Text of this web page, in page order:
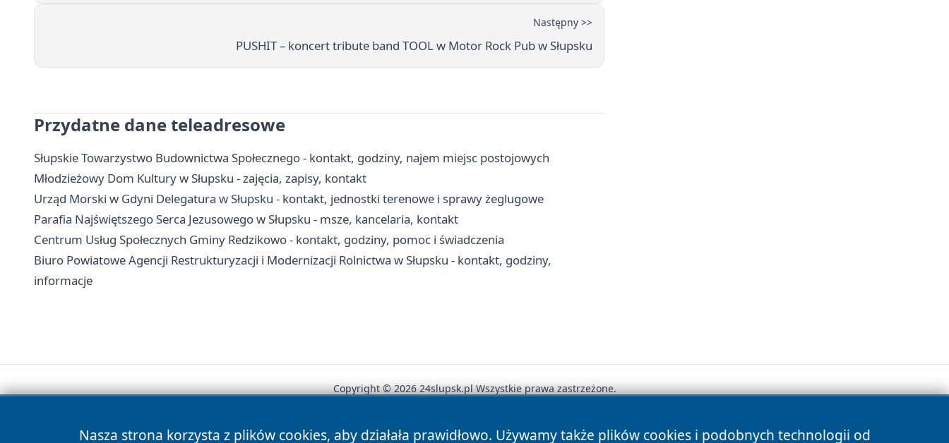
Następny >>
PUSHIT – koncert tribute band TOOL w Motor Rock Pub w Słupsku
Przydatne dane teleadresowe
Słupskie Towarzystwo Budownictwa Społecznego - kontakt, godziny, najem miejsc postojowych
Młodzieżowy Dom Kultury w Słupsku - zajęcia, zapisy, kontakt
Urząd Morski w Gdyni Delegatura w Słupsku - kontakt, jednostki terenowe i sprawy żeglugowe
Parafia Najświętszego Serca Jezusowego w Słupsku - msze, kancelaria, kontakt
Centrum Usług Społecznych Gminy Redzikowo - kontakt, godziny, pomoc i świadczenia
Biuro Powiatowe Agencji Restrukturyzacji i Modernizacji Rolnictwa w Słupsku - kontakt, godziny,
informacje
Nasza strona korzysta z plików cookies, aby działała prawidłowo. Używamy także plików cookies i podobnych technologii od
Copyright © 2026 24slupsk.pl Wszystkie prawa zastrzeżone.
News Autorzy Polityka Prywatności Polityka Cookies